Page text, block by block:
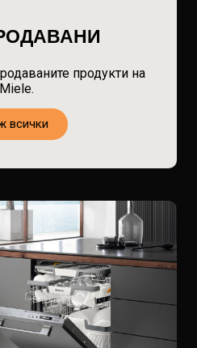
продукти на
Miele.
всички